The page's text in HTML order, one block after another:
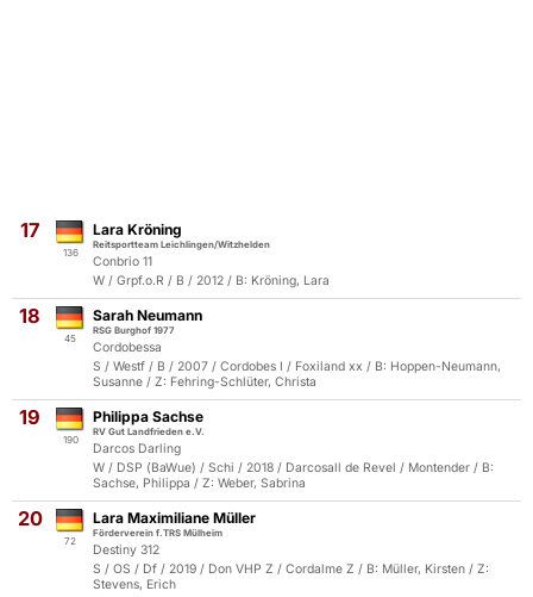
17
136
Lara Kröning
Reitsportteam Leichlingen/Witzhelden
Conbrio 11
W / Grpf.o.R / B / 2012 / B: Kröning, Lara
18
45
Sarah Neumann
RSG Burghof 1977
Cordobessa
S / Westf / B / 2007 / Cordobes I / Foxiland xx / B: Hoppen-Neumann,
Susanne / Z: Fehring-Schlüter, Christa
19
190
Philippa Sachse
RV Gut Landfrieden e.V.
Darcos Darling
W / DSP (BaWue) / Schi / 2018 / Darcosall de Revel / Montender / B:
Sachse, Philippa / Z: Weber, Sabrina
20
72
Lara Maximiliane Müller
Förderverein f.TRS Mülheim
Destiny 312
S / OS / Df / 2019 / Don VHP Z / Cordalme Z / B: Müller, Kirsten / Z:
Stevens, Erich